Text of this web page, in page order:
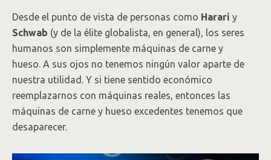
Desde el punto de vista de personas como Harari y
Schwab (y de la élite globalista, en general), los seres
humanos son simplemente máquinas de carne y
hueso. A sus ojos no tenemos ningún valor aparte de
nuestra utilidad. Y si tiene sentido económico
reemplazarnos con máquinas reales, entonces las
máquinas de carne y hueso excedentes tenemos que
desaparecer.